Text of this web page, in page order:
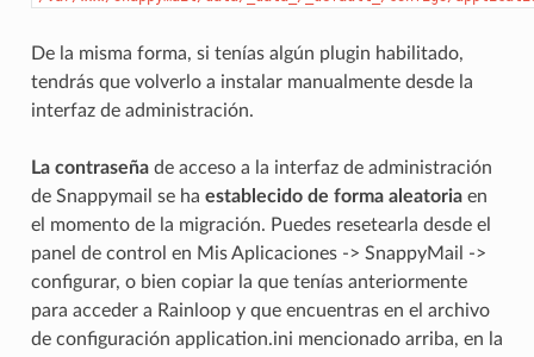
De la misma forma, si tenías algún plugin habilitado,
tendrás que volverlo a instalar manualmente desde la
interfaz de administración.
La contraseñade acceso a la interfaz de administración
de Snappymail se ha establecido de forma aleatoriaen
el momento de la migración. Puedes resetearla desde el
panel de control en Mis Aplicaciones -> SnappyMail ->
configurar, o bien copiar la que tenías anteriormente
para acceder a Rainloop y que encuentras en el archivo
de configuración application.ini mencionado arriba, en la